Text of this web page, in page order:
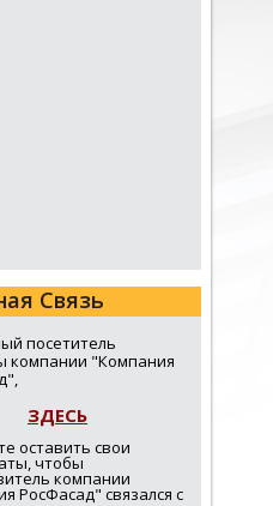
Связь
посетитель
компании "Компания
ЗДЕСЬ
оставить свои
чтобы
компании
РосФасад" связался с